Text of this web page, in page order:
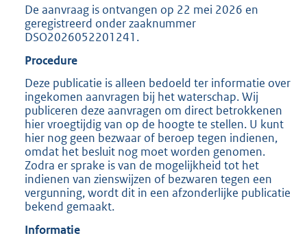
2
0
De aanvraag is ontvangen op 22 mei 2026 en
geregistreerd onder zaaknummer
DSO2026052201241.
Procedure
Deze publicatie is alleen bedoeld ter informatie over
ingekomen aanvragen bij het waterschap. Wij
publiceren deze aanvragen om direct betrokkenen
hier vroegtijdig van op de hoogte te stellen. U kunt
hier nog geen bezwaar of beroep tegen indienen,
omdat het besluit nog moet worden genomen.
Zodra er sprake is van de mogelijkheid tot het
indienen van zienswijzen of bezwaren tegen een
vergunning, wordt dit in een afzonderlijke publicatie
bekend gemaakt.
Informatie